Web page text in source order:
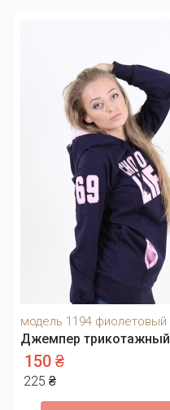
модель 1194 фиолетовый
Джемпер трикотажный
150 ₴
225 ₴